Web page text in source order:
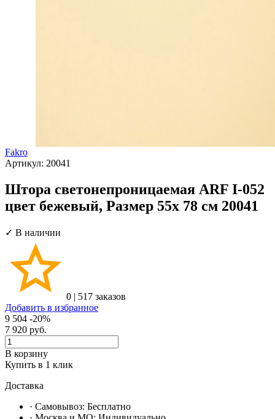
Fakro
Артикул: 20041
Штора светонепроницаемая ARF I-052
цвет бежевый, Размер 55х 78 см 20041
✓ В наличии
0 | 517 заказов
Добавить в избранное
9 504 -20%
7 920 руб.
В корзину
Купить в 1 клик
Доставка
· Самовывоз: Бесплатно